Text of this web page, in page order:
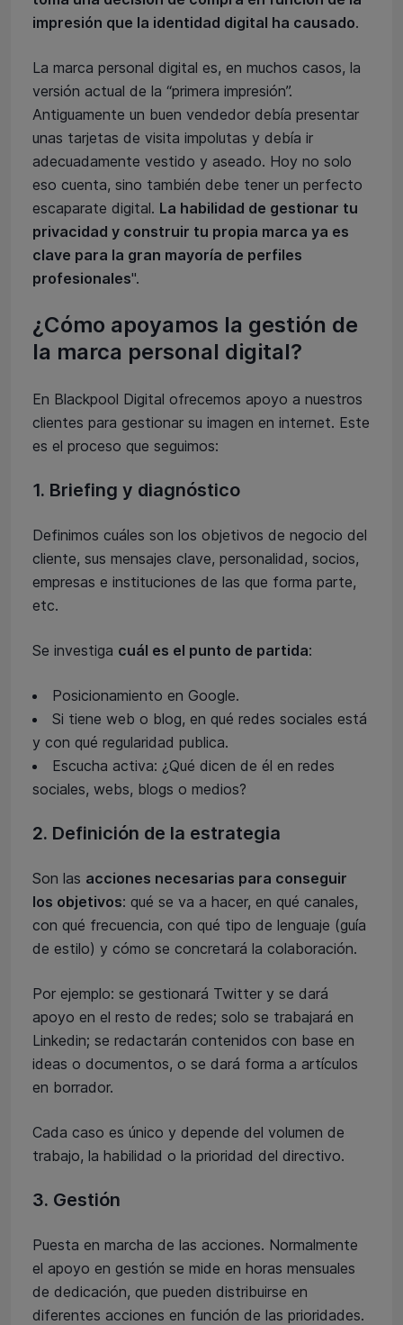
impresión que la identidad digital ha causado.
La marca personal digital es, en muchos casos, la
versión actual de la “primera impresión”.
Antiguamente un buen vendedor debía presentar
unas tarjetas de visita impolutas y debía ir
adecuadamente vestido y aseado. Hoy no solo
eso cuenta, sino también debe tener un perfecto
escaparate digital. La habilidad de gestionar tu
privacidad y construir tu propia marca ya es
clave para la gran mayoría de perfiles
profesionales".
¿Cómo apoyamos la gestión de
la marca personal digital?
En Blackpool Digital ofrecemos apoyo a nuestros
clientes para gestionar su imagen en internet. Este
es el proceso que seguimos:
1. Briefing y diagnóstico
Definimos cuáles son los objetivos de negocio del
cliente, sus mensajes clave, personalidad, socios,
empresas e instituciones de las que forma parte,
etc.
Se investiga cuál es el punto de partida:
Posicionamiento en Google.
Si tiene web o blog, en qué redes sociales está
y con qué regularidad publica.
Escucha activa: ¿Qué dicen de él en redes
sociales, webs, blogs o medios?
2. Definición de la estrategia
Son las acciones necesarias para conseguir
los objetivos: qué se va a hacer, en qué canales,
con qué frecuencia, con qué tipo de lenguaje (guía
de estilo) y cómo se concretará la colaboración.
Por ejemplo: se gestionará Twitter y se dará
apoyo en el resto de redes; solo se trabajará en
Linkedin; se redactarán contenidos con base en
ideas o documentos, o se dará forma a artículos
en borrador.
Cada caso es único y depende del volumen de
trabajo, la habilidad o la prioridad del directivo.
3. Gestión
Puesta en marcha de las acciones. Normalmente
el apoyo en gestión se mide en horas mensuales
de dedicación, que pueden distribuirse en
diferentes acciones en función de las prioridades.